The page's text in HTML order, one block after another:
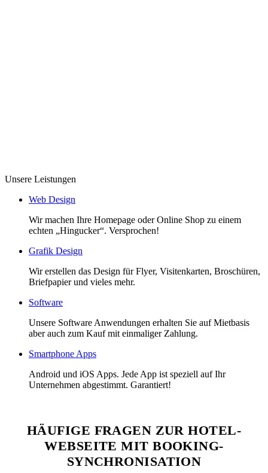
Unsere Leistungen
Web Design
Wir machen Ihre Homepage oder Online Shop zu einem
echten „Hingucker“. Versprochen!
Grafik Design
Wir erstellen das Design für Flyer, Visitenkarten, Broschüren,
Briefpapier und vieles mehr.
Software
Unsere Software Anwendungen erhalten Sie auf Mietbasis
aber auch zum Kauf mit einmaliger Zahlung.
Smartphone Apps
Android und iOS Apps. Jede App ist speziell auf Ihr
Unternehmen abgestimmt. Garantiert!
HÄUFIGE FRAGEN ZUR HOTEL-
WEBSEITE MIT BOOKING-
SYNCHRONISATION